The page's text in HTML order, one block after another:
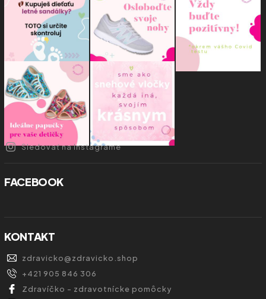
Sledovať na Instagrame
FACEBOOK
KONTAKT
zdravicko@zdravicko.shop
+421 905 846 306
Zdravíčko - zdravotnícke pomôcky